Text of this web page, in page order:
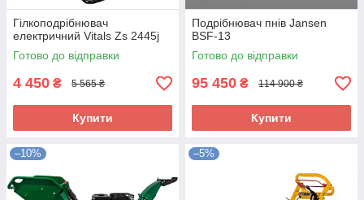
Гілкоподрібнювач
електричний Vitals Zs 2445j
Готово до відправки
4 450 ₴ 5 565 ₴
Купити
Подрібнювач пнів Jansen
BSF-13
Готово до відправки
95 450 ₴ 114 900 ₴
Купити
–10% –5%